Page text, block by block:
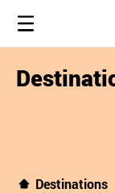
Destinations